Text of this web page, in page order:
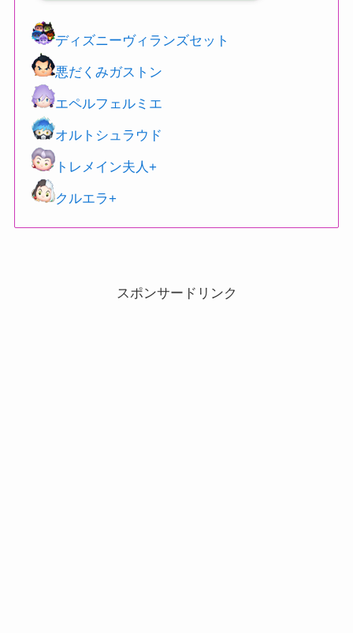
ディズニーヴィランズセット
悪だくみガストン
エペルフェルミエ
オルトシュラウド
トレメイン夫人+
クルエラ+
スポンサードリンク